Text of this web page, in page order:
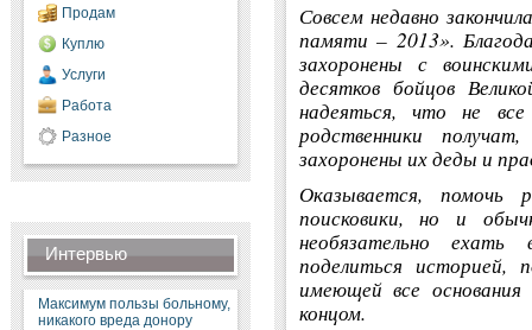
Продам
Куплю
Услуги
Работа
Разное
Интервью
Максимум пользы больному,
никакого вреда донору
Совсем недавно
памяти – 2013».
захоронены с
десятков бойцов
надеяться, что не
родственники
захоронены их деды и
Оказывается, помочь
поисковики, но и
необязательно
поделиться историей,
имеющей все
концом.